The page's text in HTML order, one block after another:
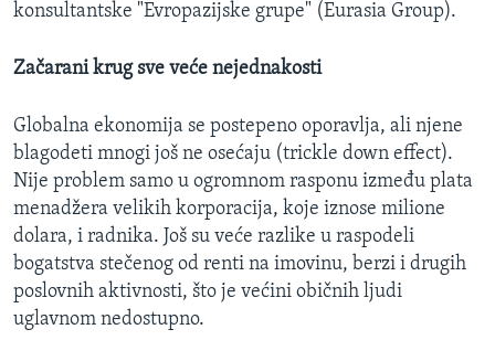
konsultantske "Evropazijske grupe" (Eurasia Group).
Začarani krug sve veće nejednakosti
Globalna ekonomija se postepeno oporavlja, ali njene
blagodeti mnogi još ne osećaju (trickle down effect).
Nije problem samo u ogromnom rasponu između plata
menadžera velikih korporacija, koje iznose milione
dolara, i radnika. Još su veće razlike u raspodeli
bogatstva stečenog od renti na imovinu, berzi i drugih
poslovnih aktivnosti, što je većini običnih ljudi
uglavnom nedostupno.